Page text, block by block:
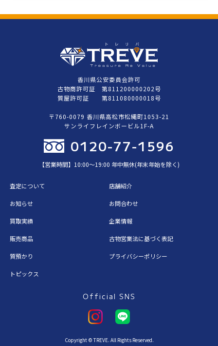
香川県公安委員会許可
古物商許可証 第811200000202号
質屋許可証 第811080000018号
〒760-0079 香川県高松市松縄町1053-21
サンライフレインボービル1F-A
0120-77-1596
【営業時間】10:00〜19:00 年中無休(年末年始を除く)
査定について 店舗紹介
お知らせ お問合わせ
買取実績 企業情報
販売商品 古物営業法に基づく表記
質預かり プライバシーポリシー
トピックス
Official SNS
Copyright © TREVE. All Rights Reserved.